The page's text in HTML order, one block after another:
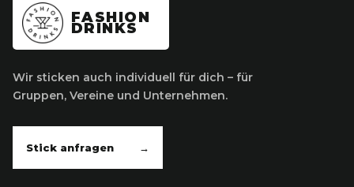
FASHION
DRINKS
Wir sticken auch individuell für dich – für
Gruppen, Vereine und Unternehmen.
Stick anfragen →